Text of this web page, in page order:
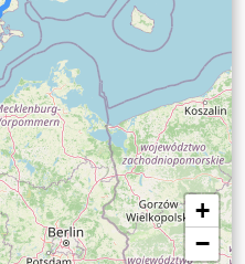
+
−